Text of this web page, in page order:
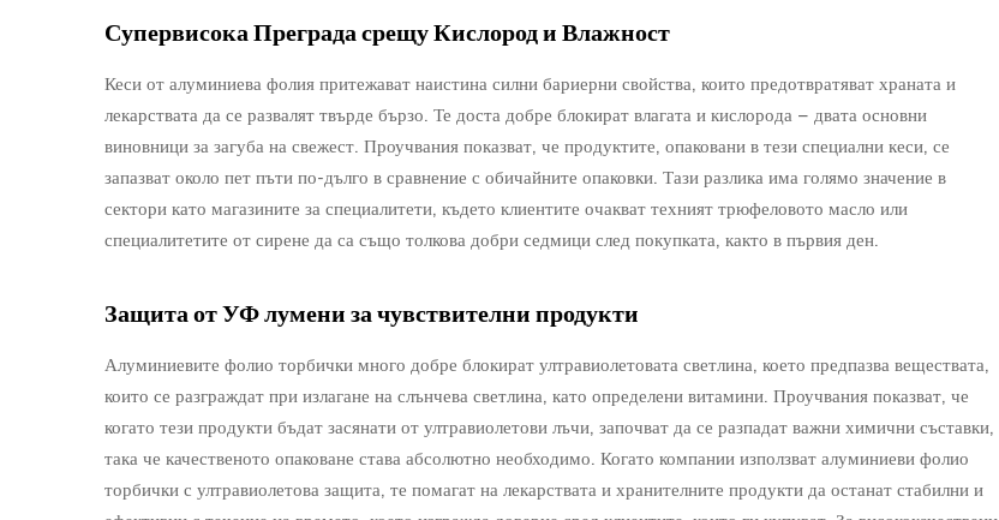
Супервисока Преграда срещу Кислород и Влажност
Кеси от алуминиева фолия притежават наистина силни бариерни свойства, които предотвратяват храната и
лекарствата да се развалят твърде бързо. Те доста добре блокират влагата и кислорода – двата основни
виновници за загуба на свежест. Проучвания показват, че продуктите, опаковани в тези специални кеси, се
запазват около пет пъти по-дълго в сравнение с обичайните опаковки. Тази разлика има голямо значение в
сектори като магазините за специалитети, където клиентите очакват техният трюфеловото масло или
специалитетите от сирене да са също толкова добри седмици след покупката, както в първия ден.
Защита от УФ лумени за чувствителни продукти
Алуминиевите фолио торбички много добре блокират ултравиолетовата светлина, което предпазва веществата,
които се разграждат при излагане на слънчева светлина, като определени витамини. Проучвания показват, че
когато тези продукти бъдат засянати от ултравиолетови лъчи, започват да се разпадат важни химични съставки,
така че качественото опаковане става абсолютно необходимо. Когато компании използват алуминиеви фолио
торбички с ултравиолетова защита, те помагат на лекарствата и хранителните продукти да останат стабилни и